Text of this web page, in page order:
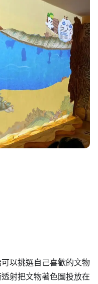
以挑選自己喜歡的文物
射把文物著色圖投放在